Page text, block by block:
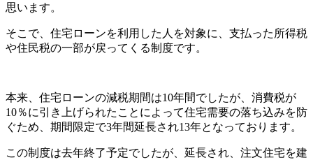
思います。
そこで、住宅ローンを利用した人を対象に、支払った所得税
や住民税の一部が戻ってくる制度です。
本来、住宅ローンの減税期間は10年間でしたが、消費税が
10％に引き上げられたことによって住宅需要の落ち込みを防
ぐため、期間限定で3年間延長され13年となっております。
この制度は去年終了予定でしたが、延長され、注文住宅を建